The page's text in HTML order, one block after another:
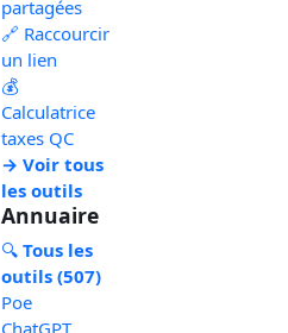
partagées
🔗 Raccourcir
un lien
💰
Calculatrice
taxes QC
→ Voir tous
les outils
Annuaire
🔍 Tous les
outils (507)
Poe